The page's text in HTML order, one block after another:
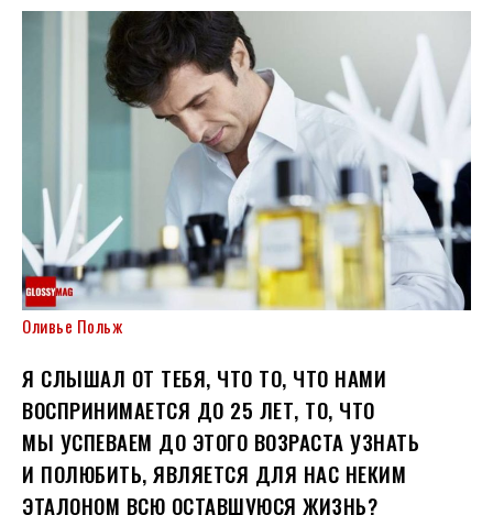
Оливье Польж
Я СЛЫШАЛ ОТ ТЕБЯ, ЧТО ТО, ЧТО НАМИ
ВОСПРИНИМАЕТСЯ ДО 25 ЛЕТ, ТО, ЧТО
МЫ УСПЕВАЕМ ДО ЭТОГО ВОЗРАСТА УЗНАТЬ
И ПОЛЮБИТЬ, ЯВЛЯЕТСЯ ДЛЯ НАС НЕКИМ
ЭТАЛОНОМ ВСЮ ОСТАВШУЮСЯ ЖИЗНЬ?